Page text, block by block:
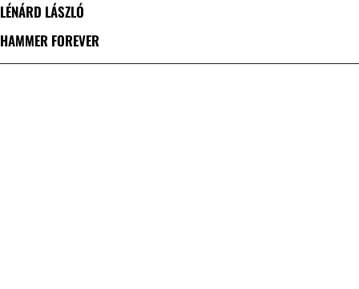
LÉNÁRD LÁSZLÓ
HAMMER FOREVER